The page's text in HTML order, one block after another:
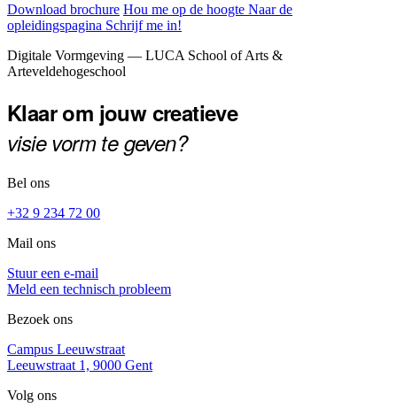
Download brochure Hou me op de hoogte Naar de
opleidingspagina Schrijf me in!
Footer
Digitale Vormgeving — LUCA School of Arts &
Arteveldehogeschool
Klaar om jouw creatieve
visie vorm te geven?
Bel ons
+32 9 234 72 00
Mail ons
Stuur een e-mail
Meld een technisch probleem
Bezoek ons
Campus Leeuwstraat
Leeuwstraat 1, 9000 Gent
Volg ons